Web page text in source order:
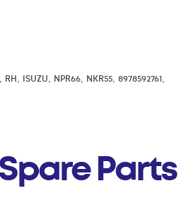
, RH, ISUZU, NPR66, NKR55, 8978592761,
Parts